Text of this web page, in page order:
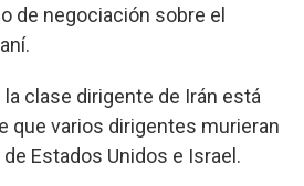
de negociación sobre el
clase dirigente de Irán está
que varios dirigentes murieran
Estados Unidos e Israel.